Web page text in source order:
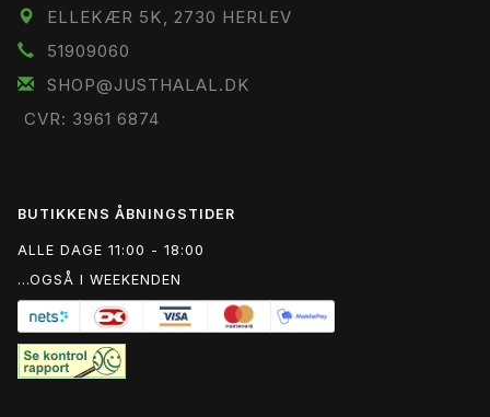
ELLEKÆR 5K, 2730 HERLEV
51909060
SHOP@JUSTHALAL.DK
CVR: 3961 6874
BUTIKKENS ÅBNINGSTIDER
ALLE DAGE 11:00 - 18:00
...OGSÅ I WEEKENDEN